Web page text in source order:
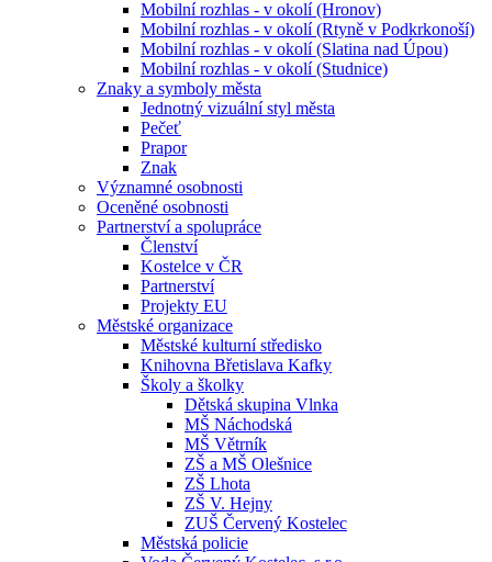
Mobilní rozhlas - v okolí (Hronov)
Mobilní rozhlas - v okolí (Rtyně v Podkrkonoší)
Mobilní rozhlas - v okolí (Slatina nad Úpou)
Mobilní rozhlas - v okolí (Studnice)
Znaky a symboly města
Jednotný vizuální styl města
Pečeť
Prapor
Znak
Významné osobnosti
Oceněné osobnosti
Partnerství a spolupráce
Členství
Kostelce v ČR
Partnerství
Projekty EU
Městské organizace
Městské kulturní středisko
Knihovna Břetislava Kafky
Školy a školky
Dětská skupina Vlnka
MŠ Náchodská
MŠ Větrník
ZŠ a MŠ Olešnice
ZŠ Lhota
ZŠ V. Hejny
ZUŠ Červený Kostelec
Městská policie